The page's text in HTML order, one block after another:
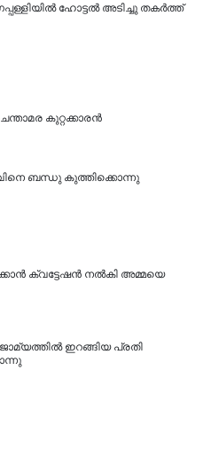
ഹോട്ടല്‍ അടിച്ചു തകര്‍ത്ത്
കുറ്റക്കാരൻ
ബന്ധു കുത്തിക്കൊന്നു
ക്വട്ടേഷൻ നൽകി അമ്മയെ
ഇറങ്ങിയ പ്രതി